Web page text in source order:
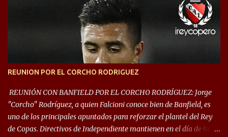
primeros de cada grupo jugarán los 8vos. con los 3ros. mejores de
las fases de grupos de la #CopaLibertadores 2021. ¡Este año hay
noche de Copas Rey! ⚽🇦🇹👑🏆.
REUNION POR EL CORCHO RODRIGUEZ
REUNIÓN CON BANFIELD POR EL CORCHO RODRÍGUEZ: Jorge
"Corcho" Rodríguez, a quien Falcioni conoce bien de Banfield, es
uno de los principales apuntados para reforzar el plantel del Rey
de Copas. Directivos de Independiente mantienen en el día de hoy